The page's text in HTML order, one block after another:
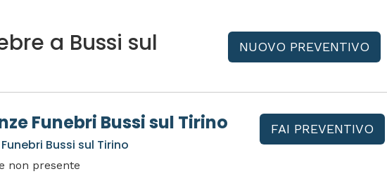
a Bussi sul
NUOVO PREVENTIVO
Funebri Bussi sul Tirino
Bussi sul Tirino
non presente
FAI PREVENTIVO